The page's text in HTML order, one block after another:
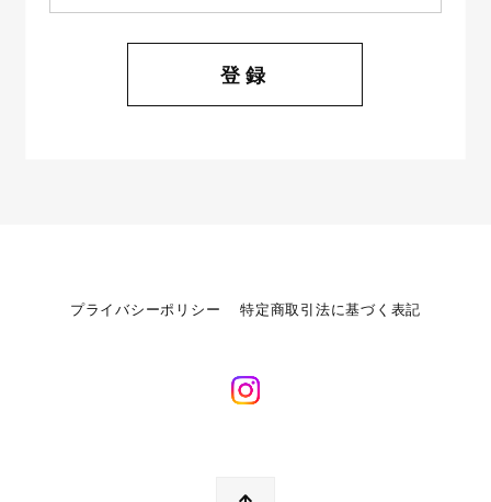
登録
プライバシーポリシー 特定商取引法に基づく表記